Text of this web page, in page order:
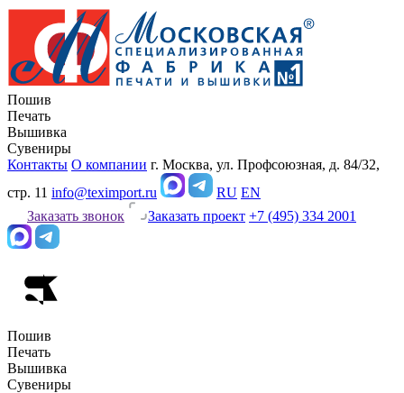
Пошив
Печать
Вышивка
Сувениры
Контакты О компании г. Москва, ул. Профсоюзная, д. 84/32,
стр. 11 info@teximport.ru RU EN
Заказать звонок
Заказать проект +7 (495) 334 2001
Пошив
Печать
Вышивка
Сувениры